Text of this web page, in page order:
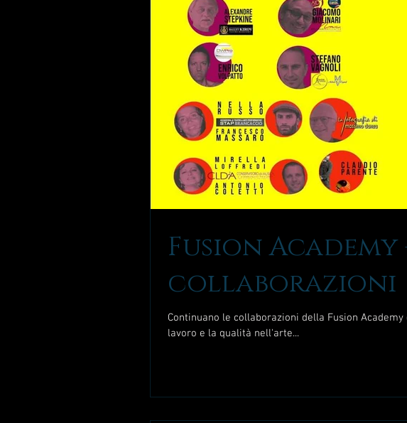
Fusion Academy
collaborazioni
Continuano le collaborazioni della Fusion
lavoro e la qualità nell'arte...